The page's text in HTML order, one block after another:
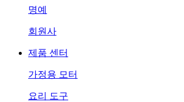
명예
회원사
제품 센터
가정용 모터
요리 도구